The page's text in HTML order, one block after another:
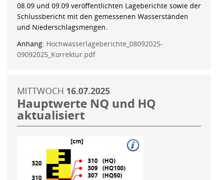
08.09 und 09.09 veröffentlichten Lageberichte sowie der
Schlussbericht mit den gemessenen Wasserständen
und Niederschlagsmengen.
Anhang: Hochwasserlageberichte_08092025-
09092025_Korrektur.pdf
MITTWOCH 16.07.2025
Hauptwerte NQ und HQ
aktualisiert